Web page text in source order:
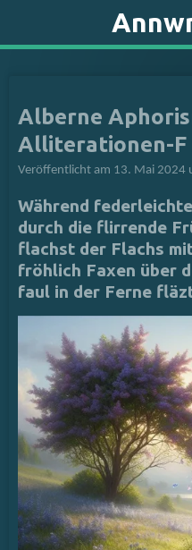
Alberne
Alliterationen-F
Veröffentlicht am 13. Mai 2024
Während
durch die flirrende
flachst der Flachs
fröhlich Faxen über
faul in der Ferne